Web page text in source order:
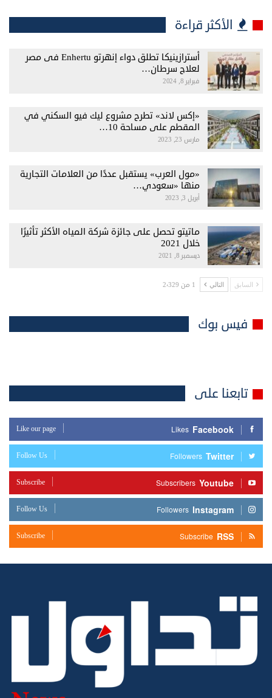
الأكثر قراءة
أسترازينيكا تطلق دواء إنهرتو Enhertu فى مصر
لعلاج سرطان…
فبراير 8, 2024
«إكس لاند» تطرح مشروع ليك فيو السكني في
المقطم على مساحة 10…
مارس 23, 2023
«مول العرب» يستقبل عددًا من العلامات التجارية
منها «سعودي…
أبريل 3, 2023
ماتيتو تحصل على جائزة شركة المياه الأكثر تأثيرًا
خلال 2021
ديسمبر 8, 2021
السابق التالي 1 من 2٬329
فيس بوك
تابعنا على
Facebook
Likes
Like our page
Twitter
Followers
Follow Us
Youtube
Subscribers
Subscribe
Instagram
Followers
Follow Us
RSS
Subscribe
Subscribe